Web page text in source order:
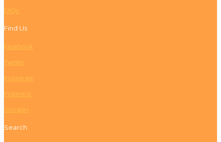
FAQs
Find Us
Facebook
Twitter
Instagram
Pinterest
Google+
Search